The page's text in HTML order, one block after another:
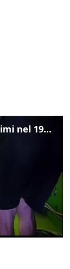
Ecco il tanko usato dai Serenissimi nel 1997 per il blitz a San Marco